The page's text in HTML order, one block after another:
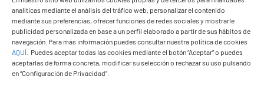
analíticas mediante el análisis del tráfico web, personalizar el contenido
mediante sus preferencias, ofrecer funciones de redes sociales y mostrarle
publicidad personalizada en base a un perfil elaborado a partir de sus hábitos de
navegación. Para más información puedes consultar nuestra política de cookies
AQUÍ
Puedes aceptar todas las cookies mediante el botón “Aceptar” o puedes
aceptarlas de forma concreta, modificar su selección o rechazar su uso pulsando
en “Configuración de Privacidad”.
Yaiza consigue un
millón de euros para
formar y dar trabajo a